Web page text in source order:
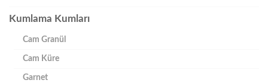
Kumlama Kumları
Cam Granül
Cam Küre
Garnet